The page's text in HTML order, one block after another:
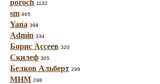
poroch 1132
sm 865
Yana 398
Admin 334
Борис Ассеев 320
Скилеф 305
Белков Альберт 299
МНМ 298